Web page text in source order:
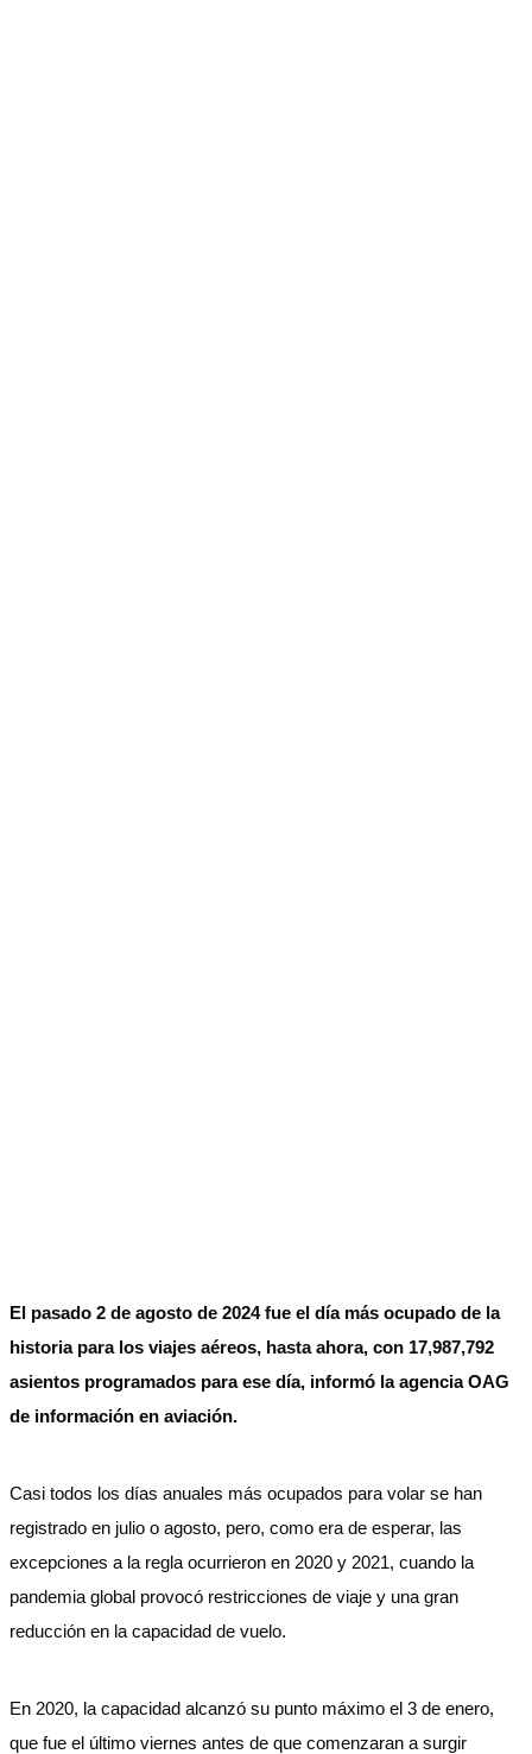
El pasado 2 de agosto de 2024 fue el día más ocupado de la
historia para los viajes aéreos, hasta ahora, con 17,987,792
asientos programados para ese día, informó la agencia OAG
de información en aviación.
Casi todos los días anuales más ocupados para volar se han
registrado en julio o agosto, pero, como era de esperar, las
excepciones a la regla ocurrieron en 2020 y 2021, cuando la
pandemia global provocó restricciones de viaje y una gran
reducción en la capacidad de vuelo.
En 2020, la capacidad alcanzó su punto máximo el 3 de enero,
que fue el último viernes antes de que comenzaran a surgir